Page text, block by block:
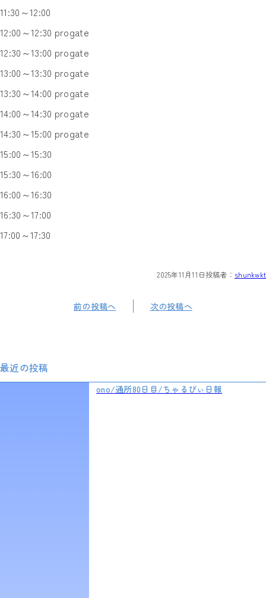
11:30～12:00
12:00～12:30 progate
12:30～13:00 progate
13:00～13:30 progate
13:30～14:00 progate
14:00～14:30 progate
14:30～15:00 progate
15:00～15:30
15:30～16:00
16:00～16:30
16:30～17:00
17:00～17:30
2025年11月11日投稿者： shunkwkt
前の投稿へ 次の投稿へ
最近の投稿
ono/通所80日目/ちゃるびぃ日報